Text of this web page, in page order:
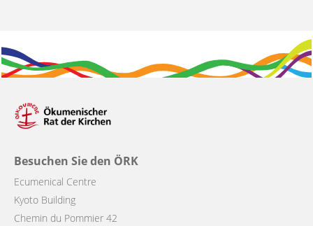
Besuchen Sie den ÖRK
Ecumenical Centre
Kyoto Building
Chemin du Pommier 42